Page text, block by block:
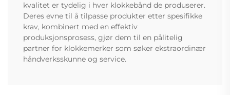
kvalitet er tydelig i hver klokkebånd de produserer.
Deres evne til å tilpasse produkter etter spesifikke
krav, kombinert med en effektiv
produksjonsprosess, gjør dem til en pålitelig
partner for klokkemerker som søker ekstraordinær
håndverksskunne og service.